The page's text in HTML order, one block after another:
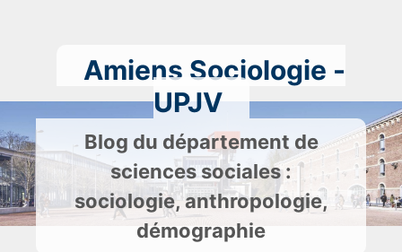
Amiens Sociologie -
UPJV
Blog du département de
sciences sociales :
sociologie, anthropologie,
démographie